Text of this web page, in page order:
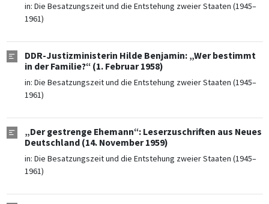
in: Die Besatzungszeit und die Entstehung zweier Staaten (1945–
1961)
DDR-Justizministerin Hilde Benjamin: „Wer bestimmt
in der Familie?“ (1. Februar 1958)
in: Die Besatzungszeit und die Entstehung zweier Staaten (1945–
1961)
„Der gestrenge Ehemann“: Leserzuschriften aus Neues
Deutschland (14. November 1959)
in: Die Besatzungszeit und die Entstehung zweier Staaten (1945–
1961)